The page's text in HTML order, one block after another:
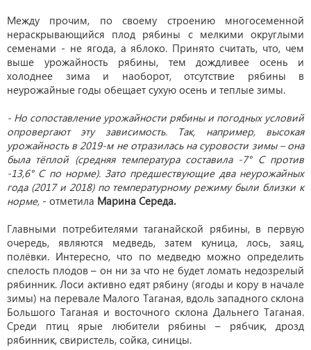
Между прочим, по своему строению многосеменной
нераскрывающийся плод рябины с мелкими округлыми
семенами - не ягода, а яблоко. Принято считать, что, чем
выше урожайность рябины, тем дождливее осень и
холоднее зима и наоборот, отсутствие рябины в
неурожайные годы обещает сухую осень и теплые зимы.
- Но сопоставление урожайности рябины и погодных условий
опровергают эту зависимость. Так, например, высокая
урожайность в 2019-м не отразилась на суровости зимы – она
была тёплой (средняя температура составила -7° С против
-13,6° С по норме). Зато предшествующие два неурожайных
года (2017 и 2018) по температурному режиму были близки к
норме, - отметила Марина Середа.
Главными потребителями таганайской рябины, в первую
очередь, являются медведь, затем куница, лось, заяц,
полёвки. Интересно, что по медведю можно определить
спелость плодов – он ни за что не будет ломать недозрелый
рябинник. Лоси активно едят рябину (ягоды и кору в начале
зимы) на перевале Малого Таганая, вдоль западного склона
Большого Таганая и восточного склона Дальнего Таганая.
Среди птиц ярые любители рябины – рябчик, дрозд
рябинник, свиристель, сойка, синицы.